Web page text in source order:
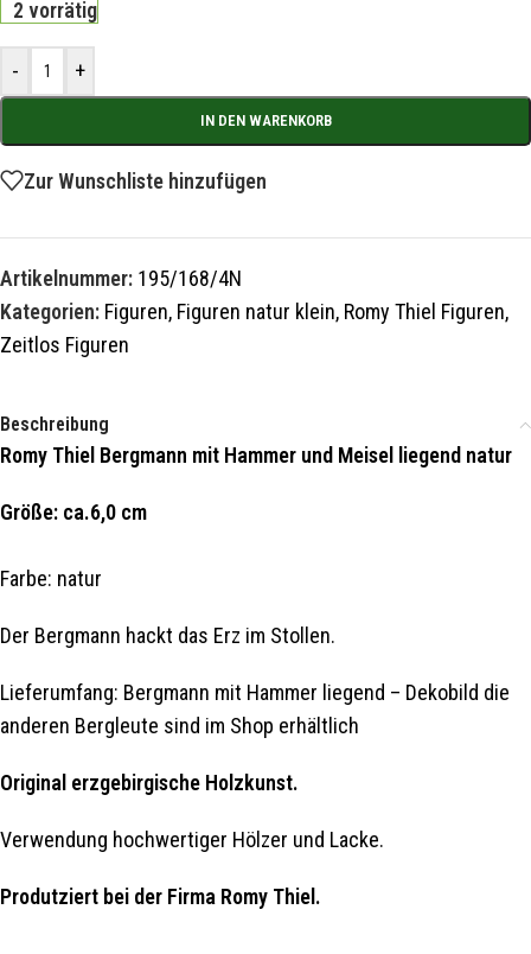
2 vorrätig
- +
IN DEN WARENKORB
Zur Wunschliste hinzufügen
Artikelnummer: 195/168/4N
Kategorien: Figuren, Figuren natur klein, Romy Thiel Figuren,
Zeitlos Figuren
Beschreibung
Romy Thiel Bergmann mit Hammer und Meisel liegend natur
Größe: ca.6,0 cm
Farbe: natur
Der Bergmann hackt das Erz im Stollen.
Lieferumfang: Bergmann mit Hammer liegend – Dekobild die
anderen Bergleute sind im Shop erhältlich
Original erzgebirgische Holzkunst.
Verwendung hochwertiger Hölzer und Lacke.
Produtziert bei der Firma Romy Thiel.